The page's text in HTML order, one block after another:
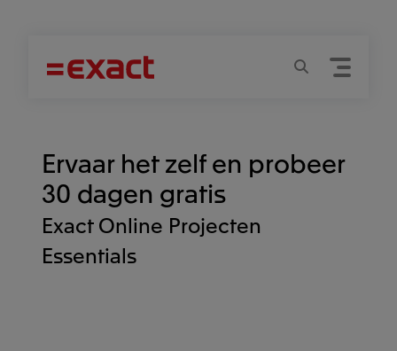
Menu
Zoeken
Ervaar het zelf en probeer
30 dagen gratis
Exact Online Projecten
Essentials